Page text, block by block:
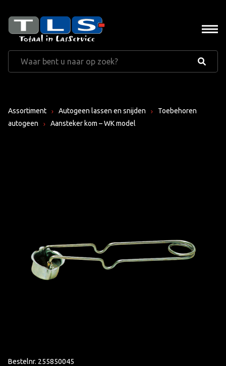
Assortiment Autogeen lassen en snijden
Toebehoren
autogeen
Aansteker kom – WK model
Bestelnr. 255850045